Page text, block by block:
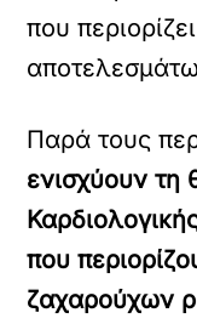
που
Παρά τους
ενισχύουν τη
που
ζαχαρούχων